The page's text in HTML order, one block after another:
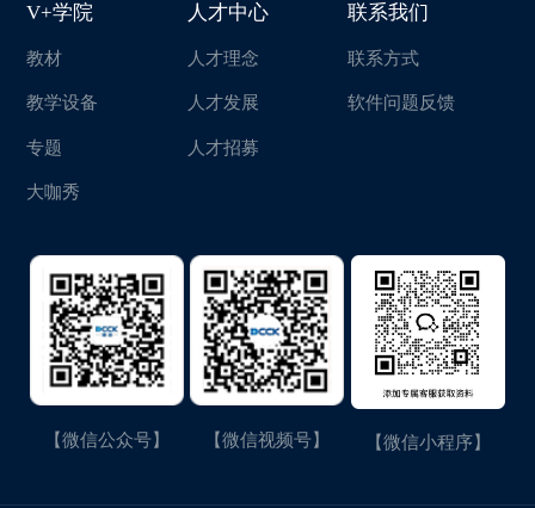
V+学院
教材
教学设备
专题
大咖秀
人才中心
人才理念
人才发展
人才招募
联系我们
联系方式
软件问题反馈
【微信公众号】 【微信视频号】 【微信小程序】